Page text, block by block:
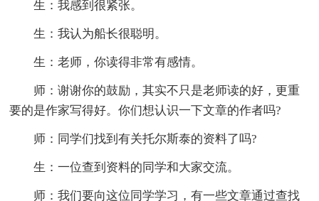
生：我感到很紧张。
生：我认为船长很聪明。
生：老师，你读得非常有感情。
师：谢谢你的鼓励，其实不只是老师读的好，更重
要的是作家写得好。你们想认识一下文章的作者吗?
师：同学们找到有关托尔斯泰的资料了吗?
生：一位查到资料的同学和大家交流。
师：我们要向这位同学学习，有一些文章通过查找